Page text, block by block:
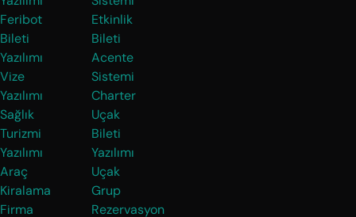
Feribot
Bileti
Yazılımı
Vize
Yazılımı
Sağlık
Turizmi
Yazılımı
Araç
Kiralama
Firma
Etkinlik
Bileti
Acente
Sistemi
Charter
Uçak
Bileti
Yazılımı
Uçak
Grup
Rezervasyon